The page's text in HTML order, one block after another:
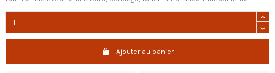
Ajouter au panier